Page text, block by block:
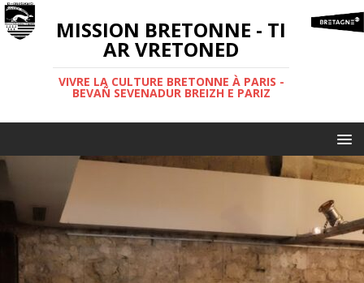
MISSION BRETONNE - TI
AR VRETONED
VIVRE LA CULTURE BRETONNE À PARIS -
BEVAÑ SEVENADUR BREIZH E PARIZ